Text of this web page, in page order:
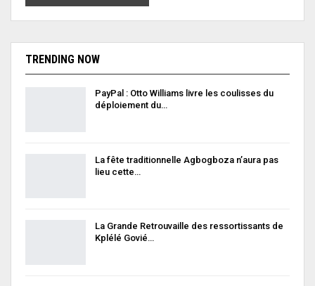
TRENDING NOW
PayPal : Otto Williams livre les coulisses du
déploiement du…
La fête traditionnelle Agbogboza n’aura pas
lieu cette…
La Grande Retrouvaille des ressortissants de
Kplélé Govié…